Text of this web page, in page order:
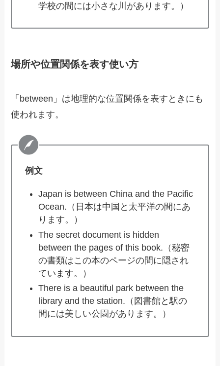
学校の間には小さな川があります。）
場所や位置関係を表す使い方
「between」は地理的な位置関係を表すときにも
使われます。
例文
Japan is between China and the Pacific
Ocean.（日本は中国と太平洋の間にあ
ります。）
The secret document is hidden
between the pages of this book.（秘密
の書類はこの本のページの間に隠され
ています。）
There is a beautiful park between the
library and the station.（図書館と駅の
間には美しい公園があります。）